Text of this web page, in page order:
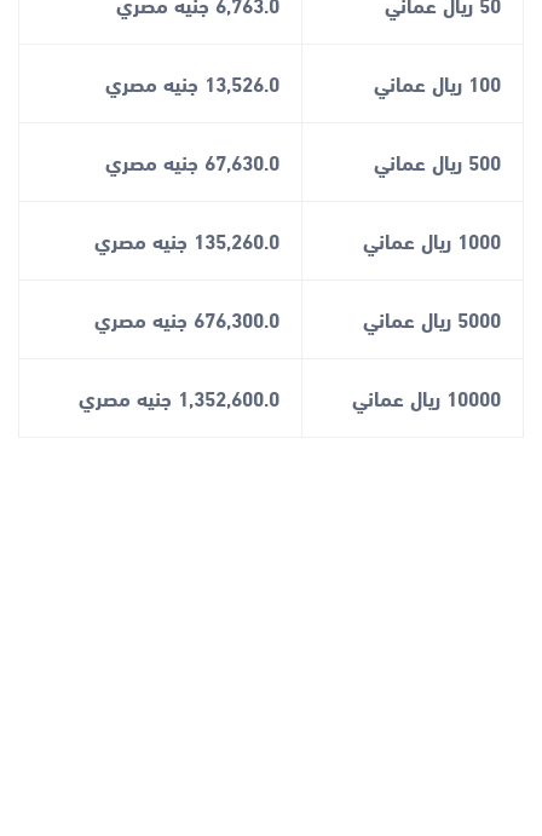
100 ريال عماني 13,526.0 جنيه مصري
500 ريال عماني 67,630.0 جنيه مصري
1000 ريال عماني 135,260.0 جنيه مصري
5000 ريال عماني 676,300.0 جنيه مصري
10000 ريال عماني 1,352,600.0 جنيه مصري